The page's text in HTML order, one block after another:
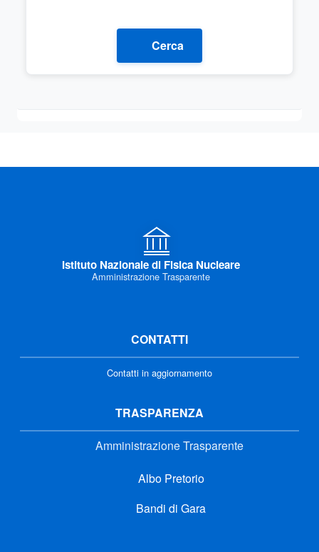
Cerca
Istituto Nazionale di Fisica Nucleare
Amministrazione Trasparente
CONTATTI
Contatti in aggiornamento
TRASPARENZA
Amministrazione Trasparente
Albo Pretorio
Bandi di Gara